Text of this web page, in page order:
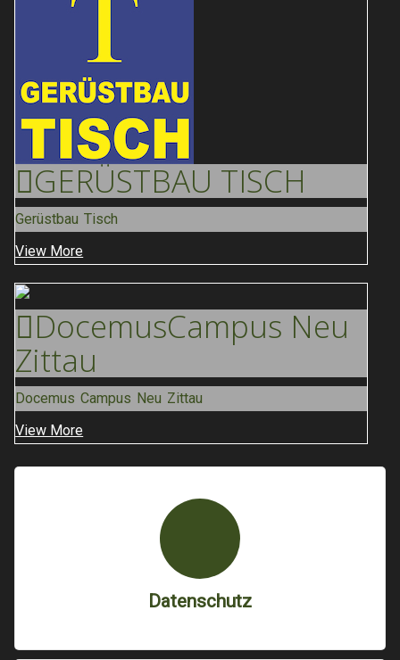
GERÜSTBAU TISCH
Gerüstbau Tisch
View More
DocemusCampus Neu
Zittau
Docemus Campus Neu Zittau
View More
Datenschutz